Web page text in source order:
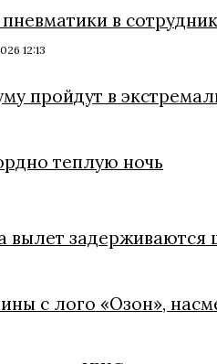
в
12:13
пройдут в
теплую ночь
вылет задерживаются
с лого «Озон»,